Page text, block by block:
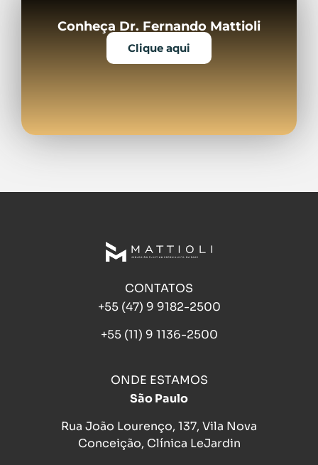
Conheça Dr. Fernando Mattioli
Clique aqui
CONTATOS
+55 (47) 9 9182-2500
+55 (11) 9 1136-2500
ONDE ESTAMOS
São Paulo
Rua João Lourenço, 137, Vila Nova
Conceição, Clínica LeJardin